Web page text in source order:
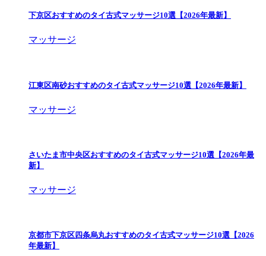
下京区おすすめのタイ古式マッサージ10選【2026年最新】
マッサージ
江東区南砂おすすめのタイ古式マッサージ10選【2026年最新】
マッサージ
さいたま市中央区おすすめのタイ古式マッサージ10選【2026年最
新】
マッサージ
京都市下京区四条烏丸おすすめのタイ古式マッサージ10選【2026
年最新】